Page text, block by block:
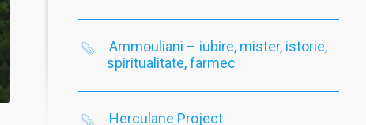
Ammouliani – iubire, mister, istorie,
spiritualitate, farmec
Herculane Project